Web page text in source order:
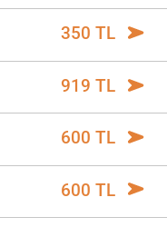
350 TL
919 TL
600 TL
600 TL